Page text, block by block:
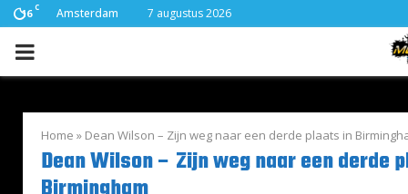
16 C Amsterdam 7 augustus 2026
PRIMARY
Home » Dean Wilson – Zijn weg naar een derde plaats in
Dean Wilson – Zijn weg naar een derde